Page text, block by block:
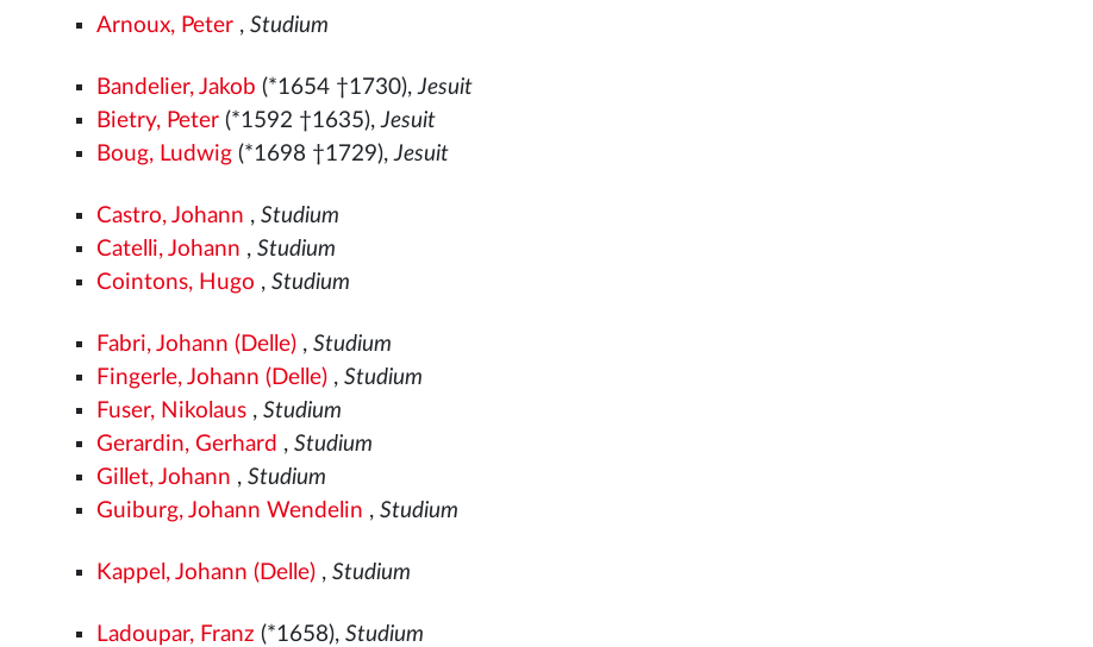
Arnoux, Peter ,Studium
Bandelier, Jakob (*1654 †1730),Jesuit
Bietry, Peter (*1592 †1635),Jesuit
Boug, Ludwig (*1698 †1729),Jesuit
Castro, Johann ,Studium
Catelli, Johann ,Studium
Cointons, Hugo ,Studium
Fabri, Johann (Delle) ,Studium
Fingerle, Johann (Delle) ,Studium
Fuser, Nikolaus ,Studium
Gerardin, Gerhard ,Studium
Gillet, Johann ,Studium
Guiburg, Johann Wendelin ,Studium
Kappel, Johann (Delle) ,Studium
Ladoupar, Franz (*1658),Studium